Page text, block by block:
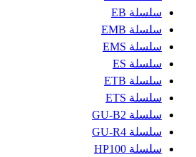
سلسلة EB
سلسلة EMB
سلسلة EMS
سلسلة ES
سلسلة ETB
سلسلة ETS
سلسلة GU-B2
سلسلة GU-R4
سلسلة HP100